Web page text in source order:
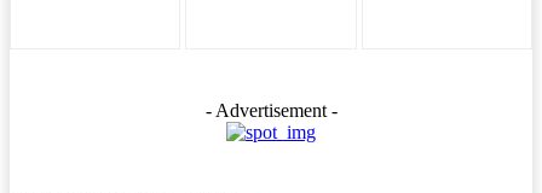
- Advertisement -